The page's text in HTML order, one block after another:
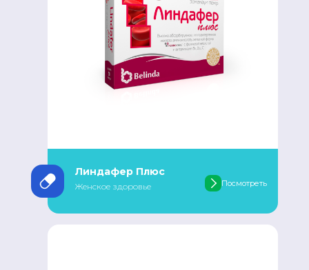
Линдафер Плюс
Женское здоровье Посмотреть